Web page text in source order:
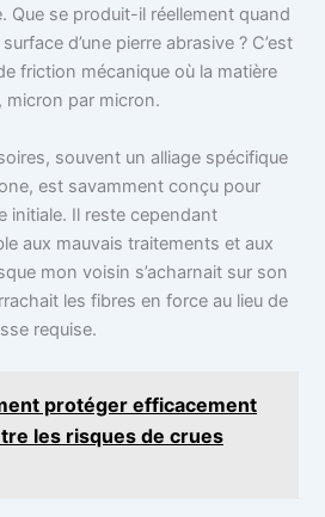
Que se produit-il réellement quand
d’une pierre abrasive ? C’est
friction mécanique où la matière
micron par micron.
souvent un alliage spécifique
est savamment conçu pour
initiale. Il reste cependant
aux mauvais traitements et aux
mon voisin s’acharnait sur son
les fibres en force au lieu de
requise.
protéger efficacement
les risques de crues